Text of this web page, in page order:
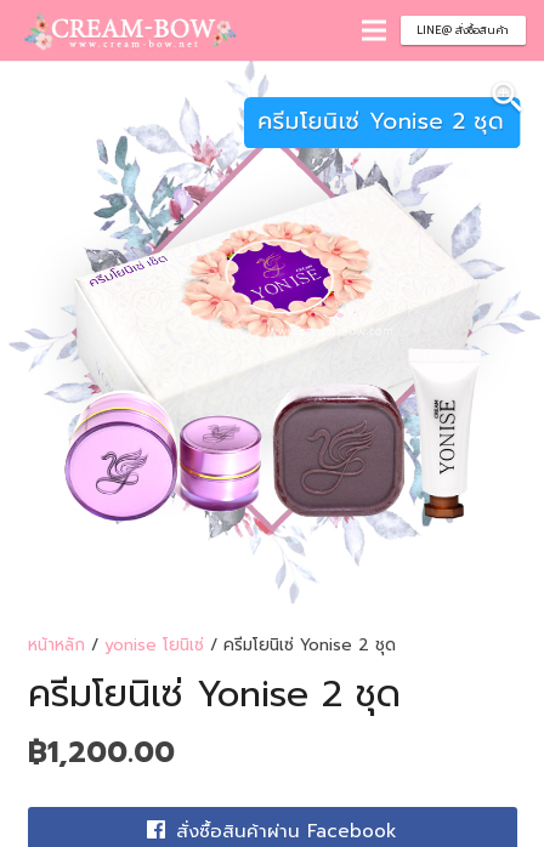
LINE@ สั่งซื้อสินค้า
หน้าหลัก / yonise โยนิเซ่ / ครีมโยนิเซ่ Yonise 2 ชุด
ครีมโยนิเซ่ Yonise 2 ชุด
฿1,200.00
สั่งซื้อสินค้าผ่าน Facebook